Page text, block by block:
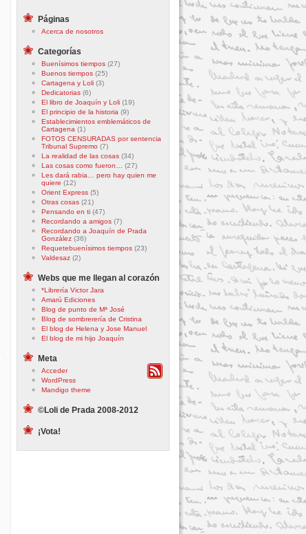
Páginas
Acerca de nosotros
Categorías
Buenísimos tiempos(27)
Buenos tiempos(25)
Cartagena y Loli(3)
Dedicatorias(6)
El libro de Joaquín y Loli(19)
El principio de la historia (9)
Establecimientos emblemáticos de
Cartagena (1)
FOTOS CENSURADAS por sentencia
Tribunal Supremo (7)
La realidad de las cosas(34)
Las cosas como fueron…
(27)
Les dará rabia… pero hay quien me
quiere (12)
Orient Express(5)
Otras cosas(21)
Pensando en ti(47)
Recordando a amigos(7)
Recordando a Joaquín de Prada
González(36)
Requetebuenísimos tiempos(23)
Valdesaz(2)
Webs que me llegan al corazón
*Librería Victor Jara
Amarú Ediciones
Blog de punto de Mª José
Blog de sombrerería de Cristina
El blog de Helena y Jose Manuel
El blog de mi hijo Joaquín
Meta
Acceder
WordPress
Mandigo theme
©Loli de Prada 2008-2012
¡Vota!